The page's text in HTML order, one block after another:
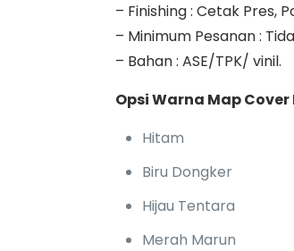
– Finishing : Cetak Pres,
– Minimum Pesanan :
– Bahan : ASE/TPK/ vinil.
Opsi Warna Map Cover
Hitam
Biru Dongker
Hijau Tentara
Merah Marun